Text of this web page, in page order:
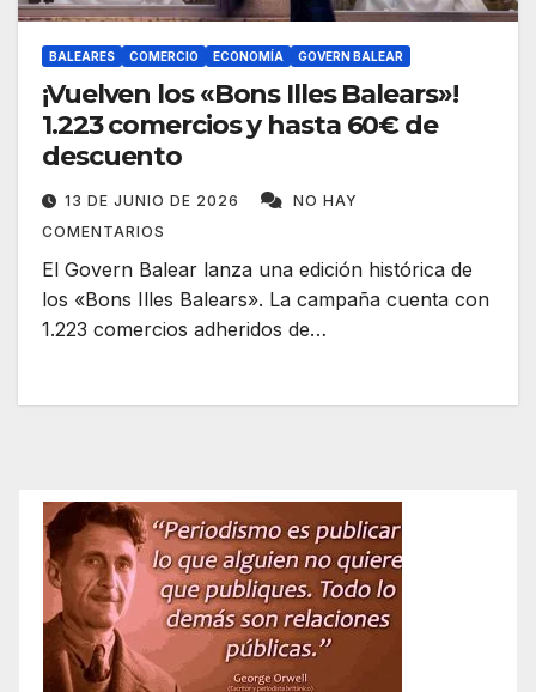
BALEARES COMERCIO ECONOMÍA GOVERN BALEAR
¡Vuelven los «Bons Illes Balears»!
1.223 comercios y hasta 60€ de
descuento
13 DE JUNIO DE 2026
NO HAY
COMENTARIOS
El Govern Balear lanza una edición histórica de
los «Bons Illes Balears». La campaña cuenta con
1.223 comercios adheridos de…